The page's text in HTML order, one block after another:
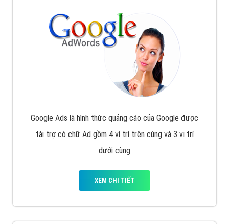
Google Ads là hình thức quảng cáo của Google được
tài trợ có chữ Ad gồm 4 ví trí trên cùng và 3 vị trí
dưới cùng
XEM CHI TIẾT